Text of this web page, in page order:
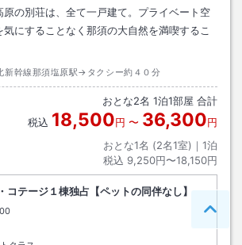
原の別荘は、全て一戸建て。プライベート空
にすることなく那須の大自然を満喫するこ
新幹線那須塩原駅→タクシー約４０分
おとな2名 1泊1部屋 合計
税込 18,500円 〜 36,300円
おとな1名 (2名1室)｜ 1泊
税込 9,250円〜18,150円
コテージ１棟独占【ペットの同伴なし】
ックアウト ペー